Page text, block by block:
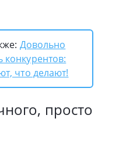
Довольно
конкурентов:
что делают!
просто